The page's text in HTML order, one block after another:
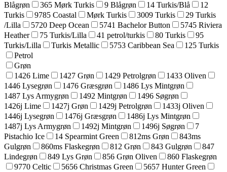
Blågrøn
365 Mørk Turkis 9 Blågrøn 14 Turkis/Blå
12
Turkis
9785 Coastal Mørk Turkis 3009 Turkis
29 Turkis
/Lilla
5720 Deep Ocean 5741 Bachelor Button
5745 Riviera
Heather
75 Turkis/Lilla 41 petrol/turkis 80 Turkis
95
Turkis/Lilla
Turkis Metallic 5753 Caribbean Sea
125 Turkis
Petrol
Grøn
1426 Lime
1427 Grøn 1429 Petrolgrøn
1433 Oliven
1446 Lysegrøn
1476 Græsgrøn
1486 Lys Mintgrøn
1487 Lys Armygrøn
1492 Mintgrøn
1496 Søgrøn
1426j Lime
1427j Grøn 1429j Petrolgrøn
1433j Oliven
1446j Lysegrøn
1476j Græsgrøn
1486j Lys Mintgrøn
1487j Lys Armygrøn
1492j Mintgrøn 1496j Søgrøn
7
Pistachio Ice
14 Spearmint Green 812ms Grøn
843ms
Gulgrøn
860ms Flaskegrøn 812 Grøn 843 Gulgrøn
847
Lindegrøn
849 Lys Grøn 856 Grøn Oliven
860 Flaskegrøn
9770 Celtic
5656 Christmas Green
5657 Hunter Green